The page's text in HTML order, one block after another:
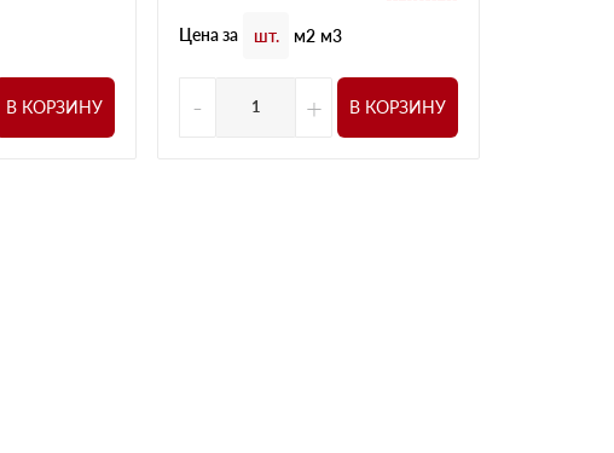
В КОРЗИНУ
Цена за шт. м2 м3
- + В КОРЗИНУ